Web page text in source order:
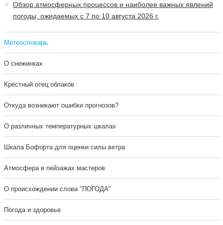
Обзор атмосферных процессов и наиболее важных явлений
погоды, ожидаемых с 7 по 10 августа 2026 г.
Метеословарь
О снежинках
Крёстный отец облаков
Откуда возникают ошибки прогнозов?
О различных температурных шкалах
Шкала Бофорта для оценки силы ветра
Атмосфера в пейзажах мастеров
О происхождении слова "ПОГОДА"
Погода и здоровье